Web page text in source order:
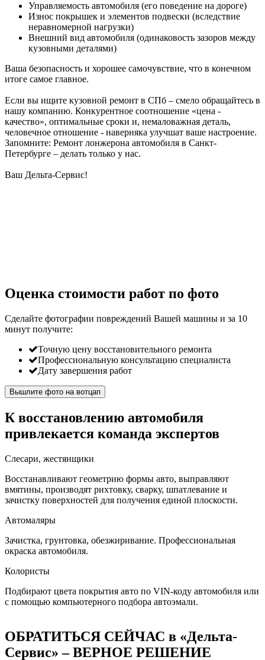
Управляемость автомобиля (его поведение на дороге)
Износ покрышек и элементов подвески (вследствие
неравномерной нагрузки)
Внешний вид автомобиля (одинаковость зазоров между
кузовными деталями)
Ваша безопасность и хорошее самочувствие, что в конечном
итоге самое главное.
Если вы ищите кузовной ремонт в СПб – смело обращайтесь в
нашу компанию. Конкурентное соотношение «цена -
качество», оптимальные сроки и, немаловажная деталь,
человечное отношение - наверняка улучшат ваше настроение.
Запомните: Ремонт лонжерона автомобиля в Санкт-
Петербурге – делать только у нас.
Ваш Дельта-Сервис!
Оценка стоимости работ по фото
Сделайте фотографии повреждений Вашей машины и за 10
минут получите:
Точную цену восстановительного ремонта
Профессиональную консультацию специалиста
Дату завершения работ
Вышлите фото на вотцап
К восстановлению автомобиля
привлекается команда экспертов
Слесари, жестянщики
Восстанавливают геометрию формы авто, выправляют
вмятины, производят рихтовку, сварку, шпатлевание и
зачистку поверхностей для получения единой плоскости.
Автомаляры
Зачистка, грунтовка, обезжиривание. Профессиональная
окраска автомобиля.
Колористы
Подбирают цвета покрытия авто по VIN-коду автомобиля или
с помощью компьютерного подбора автоэмали.
ОБРАТИТЬСЯ СЕЙЧАС в «Дельта-
Сервис» – ВЕРНОЕ РЕШЕНИЕ